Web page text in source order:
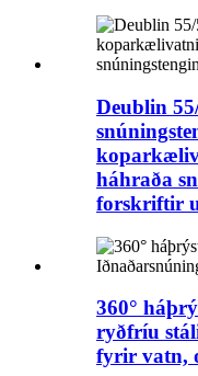
Deublin
háhraða
forskriftir
360°
ryðfríu
fyrir vatn,